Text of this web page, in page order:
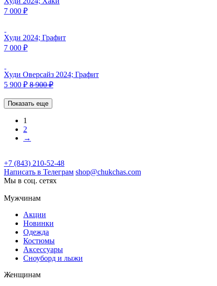
7 000 ₽
Худи 2024; Графит
7 000 ₽
Худи Оверсайз 2024; Графит
5 900 ₽ 8 900₽
Показать еще
1
2
→
+7 (843) 210-52-48
Написать в Телеграм shop@chukchas.com
Мы в соц. сетях
Мужчинам
Акции
Новинки
Одежда
Костюмы
Аксессуары
Сноуборд и лыжи
Женщинам